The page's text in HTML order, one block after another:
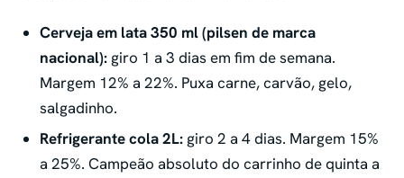
Cerveja em lata 350 ml (pilsen de marca
nacional): giro 1 a 3 dias em fim de semana.
Margem 12% a 22%. Puxa carne, carvão, gelo,
salgadinho.
Refrigerante cola 2L: giro 2 a 4 dias. Margem 15%
a 25%. Campeão absoluto do carrinho de quinta a